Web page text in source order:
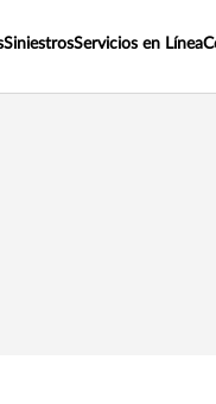
SiniestrosServicios en Línea